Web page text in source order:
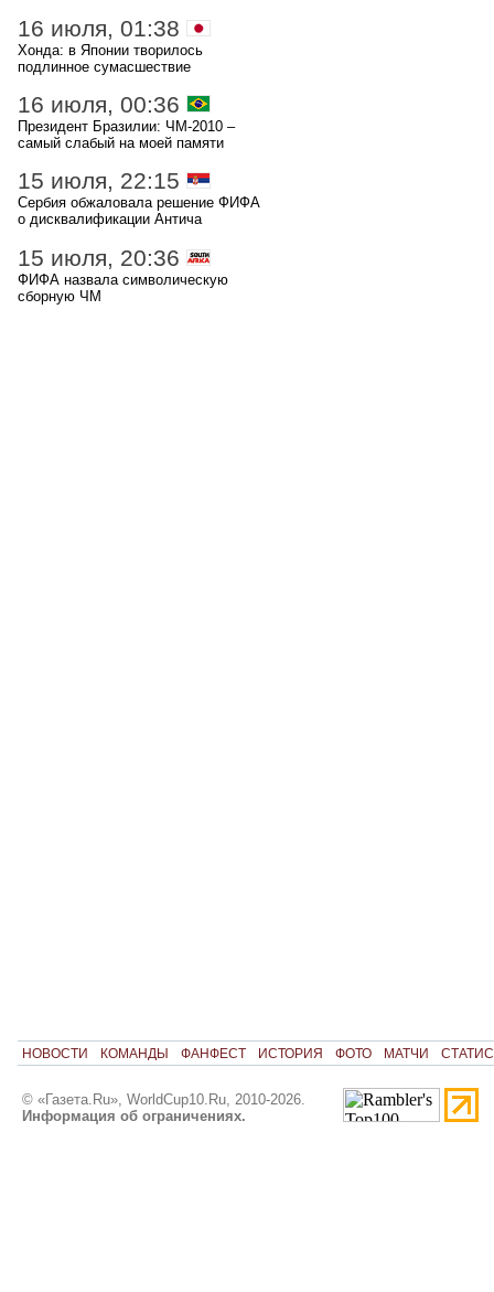
16 июля, 01:38
Хонда: в Японии творилось
подлинное сумасшествие
16 июля, 00:36
Президент Бразилии: ЧМ-2010 –
самый слабый на моей памяти
15 июля, 22:15
Сербия обжаловала решение ФИФА
о дисквалификации Антича
15 июля, 20:36
ФИФА назвала символическую
сборную ЧМ
НОВОСТИ КОМАНДЫ ФАНФЕСТ ИСТОРИЯ ФОТО МАТЧИ
© «Газета.Ru», WorldCup10.Ru, 2010-2026.
Информация об ограничениях.